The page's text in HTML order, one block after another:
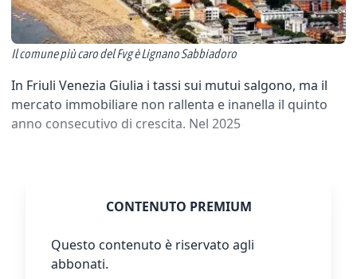
Il comune più caro del Fvg è Lignano Sabbiadoro
In Friuli Venezia Giulia i tassi sui mutui salgono, ma il
mercato immobiliare non rallenta e inanella il quinto
anno consecutivo di crescita. Nel 2025
CONTENUTO PREMIUM
Questo contenuto è riservato agli
abbonati.